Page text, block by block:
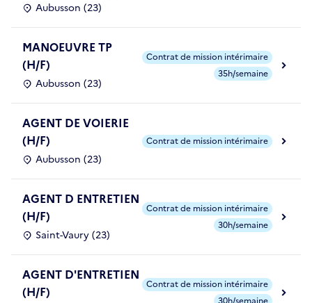
Aubusson (23)
MANOEUVRE TP
(H/F)
Aubusson (23)
Contrat de mission intérimaire
35h/semaine
AGENT DE VOIERIE
(H/F)
Aubusson (23)
Contrat de mission intérimaire
AGENT D ENTRETIEN
(H/F)
Saint-Vaury (23)
Contrat de mission intérimaire
30h/semaine
AGENT D'ENTRETIEN
(H/F)
Contrat de mission intérimaire